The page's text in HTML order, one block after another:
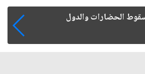
على صفيح ساخن